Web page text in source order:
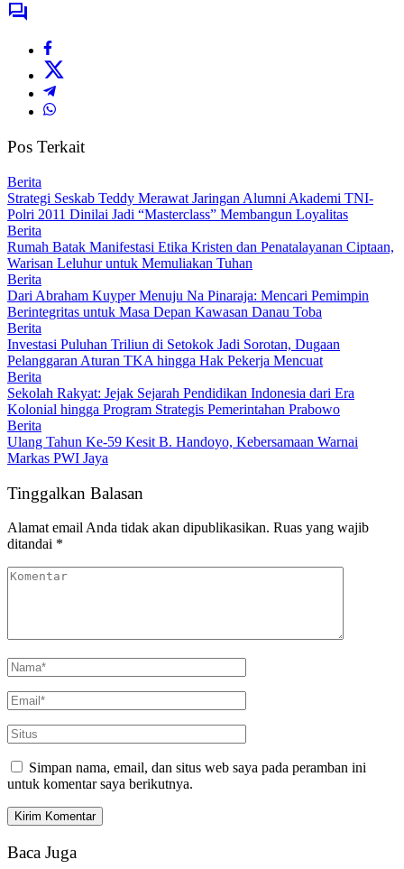
Pos Terkait
Berita
Strategi Seskab Teddy Merawat Jaringan Alumni Akademi TNI-
Polri 2011 Dinilai Jadi “Masterclass” Membangun Loyalitas
Berita
Rumah Batak Manifestasi Etika Kristen dan Penatalayanan Ciptaan,
Warisan Leluhur untuk Memuliakan Tuhan
Berita
Dari Abraham Kuyper Menuju Na Pinaraja: Mencari Pemimpin
Berintegritas untuk Masa Depan Kawasan Danau Toba
Berita
Investasi Puluhan Triliun di Setokok Jadi Sorotan, Dugaan
Pelanggaran Aturan TKA hingga Hak Pekerja Mencuat
Berita
Sekolah Rakyat: Jejak Sejarah Pendidikan Indonesia dari Era
Kolonial hingga Program Strategis Pemerintahan Prabowo
Berita
Ulang Tahun Ke-59 Kesit B. Handoyo, Kebersamaan Warnai
Markas PWI Jaya
Tinggalkan Balasan
Alamat email Anda tidak akan dipublikasikan. Ruas yang wajib
ditandai *
Simpan nama, email, dan situs web saya pada peramban ini
untuk komentar saya berikutnya.
Baca Juga